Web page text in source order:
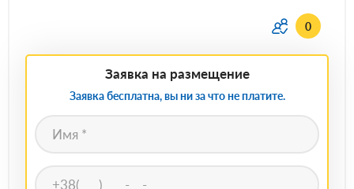
0
Заявка на размещение
Заявка бесплатна, вы ни за что не платите.